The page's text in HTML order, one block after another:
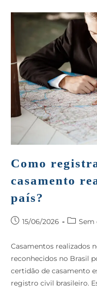
Como
casamento
país?
15/06/2026 Sem
Casamentos realizados
reconhecidos no Brasil
certidão de casamento
registro civil brasileiro.